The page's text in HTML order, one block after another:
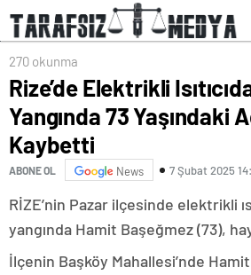
270 okunma
Rize’de Elektrikli
Yangında 73 Yaşındaki
Kaybetti
ABONE OL News 7 Şubat 2025
RİZE’nin Pazar ilçesinde elektrikli
yangında Hamit Başeğmez (73),
İlçenin Başköy Mahallesi’nde